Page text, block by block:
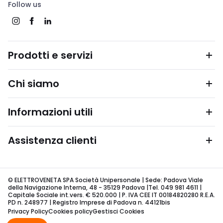
Follow us
Prodotti e servizi
Chi siamo
Informazioni utili
Assistenza clienti
© ELETTROVENETA SPA Società Unipersonale | Sede: Padova Viale
della Navigazione Interna, 48 - 35129 Padova |Tel. 049 981 4611 |
Capitale Sociale int.vers. € 520.000 | P. IVA CEE IT 00184820280 R.E.A.
PD n. 248977 | Registro Imprese di Padova n. 44121bis
Privacy PolicyCookies policyGestisci Cookies